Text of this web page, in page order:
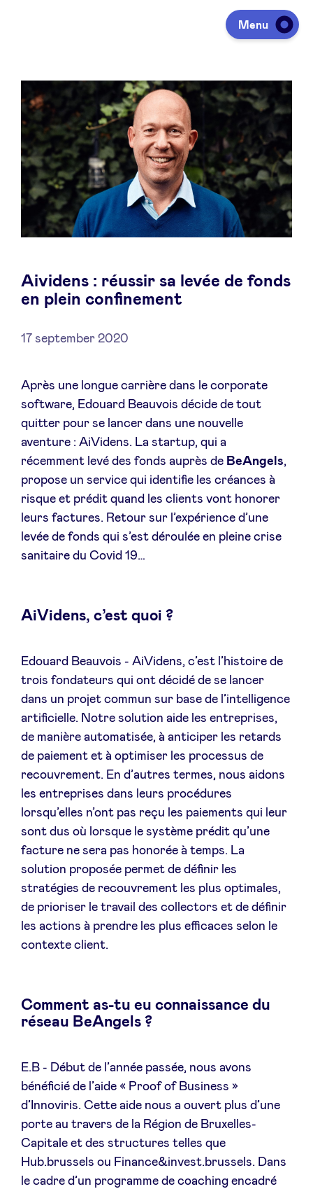
Menu
Investeren
Fondsen ophalen
Portfolio
Agenda
Over ons
Nieuws
Voordelen
BeAngels Luxemburg
NXT Brussels - Investeerders groep
Privacy Policy
My Portofolio
Toegang 'dealflow' investeerder
Health Expert Circle
nl fr
en
Aividens : réussir sa levée de fonds
en plein confinement
17 september 2020
Après une longue carrière dans le corporate
software, Edouard Beauvois décide de tout
quitter pour se lancer dans une nouvelle
aventure : AiVidens. La startup, qui a
récemment levé des fonds auprès de BeAngels,
propose un service qui identifie les créances à
risque et prédit quand les clients vont honorer
leurs factures. Retour sur l’expérience d’une
levée de fonds qui s’est déroulée en pleine crise
sanitaire du Covid 19…
AiVidens, c’est quoi ?
Edouard Beauvois - AiVidens, c’est l’histoire de
trois fondateurs qui ont décidé de se lancer
dans un projet commun sur base de l’intelligence
artificielle. Notre solution aide les entreprises,
de manière automatisée, à anticiper les retards
de paiement et à optimiser les processus de
recouvrement. En d’autres termes, nous aidons
les entreprises dans leurs procédures
lorsqu’elles n’ont pas reçu les paiements qui leur
sont dus où lorsque le système prédit qu’une
facture ne sera pas honorée à temps. La
solution proposée permet de définir les
stratégies de recouvrement les plus optimales,
de prioriser le travail des collectors et de définir
les actions à prendre les plus efficaces selon le
contexte client.
Comment as-tu eu connaissance du
réseau BeAngels ?
E.B - Début de l’année passée, nous avons
bénéficié de l’aide « Proof of Business »
d’Innoviris. Cette aide nous a ouvert plus d’une
porte au travers de la Région de Bruxelles-
Capitale et des structures telles que
Hub.brussels ou Finance&invest.brussels. Dans
le cadre d’un programme de coaching encadré